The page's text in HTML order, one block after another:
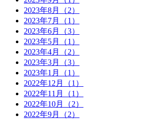
2023年8月（2）
2023年7月（1）
2023年6月（3）
2023年5月（1）
2023年4月（2）
2023年3月（3）
2023年1月（1）
2022年12月（1）
2022年11月（1）
2022年10月（2）
2022年9月（2）